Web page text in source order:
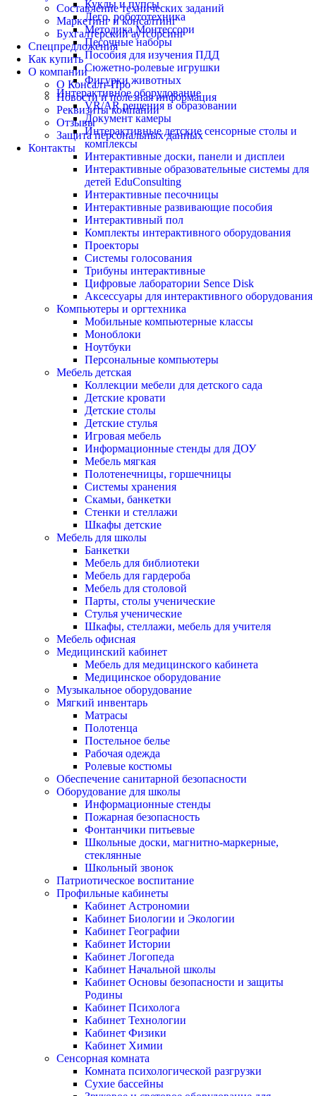
Составление технических заданий
Маркетинг и консалтинг
Бухгалтерский аутсорсинг
Спецпредложения
Как купить
О компании
О Консалт-Про
Новости и полезная информация
Реквизиты компании
Отзывы
Защита персональных данных
Контакты
Куклы и пупсы
Лего, робототехника
Методика Монтессори
Песочные наборы
Пособия для изучения ПДД
Сюжетно-ролевые игрушки
Фигурки животных
Интерактивное оборудование
VR/AR решения в образовании
Документ камеры
Интерактивные детские сенсорные столы и
комплексы
Интерактивные доски, панели и дисплеи
Интерактивные образовательные системы для
детей EduConsulting
Интерактивные песочницы
Интерактивные развивающие пособия
Интерактивный пол
Комплекты интерактивного оборудования
Проекторы
Системы голосования
Трибуны интерактивные
Цифровые лаборатории Sence Disk
Аксессуары для интерактивного оборудования
Компьютеры и оргтехника
Мобильные компьютерные классы
Моноблоки
Ноутбуки
Персональные компьютеры
Мебель детская
Коллекции мебели для детского сада
Детские кровати
Детские столы
Детские стулья
Игровая мебель
Информационные стенды для ДОУ
Мебель мягкая
Полотенечницы, горшечницы
Системы хранения
Скамьи, банкетки
Стенки и стеллажи
Шкафы детские
Мебель для школы
Банкетки
Мебель для библиотеки
Мебель для гардероба
Мебель для столовой
Парты, столы ученические
Стулья ученические
Шкафы, стеллажи, мебель для учителя
Мебель офисная
Медицинский кабинет
Мебель для медицинского кабинета
Медицинское оборудование
Музыкальное оборудование
Мягкий инвентарь
Матрасы
Полотенца
Постельное белье
Рабочая одежда
Ролевые костюмы
Обеспечение санитарной безопасности
Оборудование для школы
Информационные стенды
Пожарная безопасность
Фонтанчики питьевые
Школьные доски, магнитно-маркерные,
стеклянные
Школьный звонок
Патриотическое воспитание
Профильные кабинеты
Кабинет Астрономии
Кабинет Биологии и Экологии
Кабинет Географии
Кабинет Истории
Кабинет Логопеда
Кабинет Начальной школы
Кабинет Основы безопасности и защиты
Родины
Кабинет Психолога
Кабинет Технологии
Кабинет Физики
Кабинет Химии
Сенсорная комната
Комната психологической разгрузки
Сухие бассейны